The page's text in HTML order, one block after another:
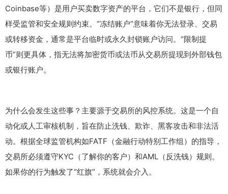
Coinbase等）是用户买卖数字资产的平台，它们不是银行，但同
样受监管和安全规则约束。“冻结账户”意味着你无法登录、交易
或转移资金，通常是平台临时或永久封锁账户访问。“限制提
币”则更具体，指无法将加密货币或法币从交易所提现到外部钱包
或银行账户。
为什么会发生这些事？主要源于交易所的风控系统。这是一个自
动化或人工审核机制，旨在防止洗钱、欺诈、黑客攻击和非法活
动。根据全球监管机构如FATF（金融行动特别工作组）的指导，
交易所必须遵守KYC（了解你的客户）和AML（反洗钱）规则。
如果你的行为触发了“红旗”，系统就会介入。